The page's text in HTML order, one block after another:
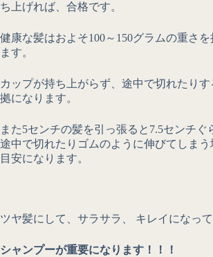
ち上げれば、合格です。
健康な髪はおよそ100～150グラムの重さ
ます。
カップが持ち上がらず、途中で切れたり
拠になります。
また5センチの髪を引っ張ると7.5センチぐ
途中で切れたりゴムのように伸びてしま
目安になります。
ツヤ髪にして、サラサラ、 キレイになっ
シャンプーが重要になります！！！